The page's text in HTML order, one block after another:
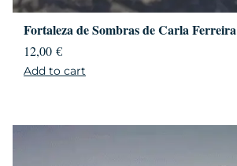
Fortaleza de Sombras de Carla Ferreira
12,00 €
Add to cart